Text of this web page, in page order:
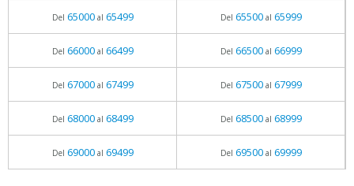
Del 65000al 65499 Del 65500al 65999
Del 66000al 66499 Del 66500al 66999
Del 67000al 67499 Del 67500al 67999
Del 68000al 68499 Del 68500al 68999
Del 69000al 69499 Del 69500al 69999